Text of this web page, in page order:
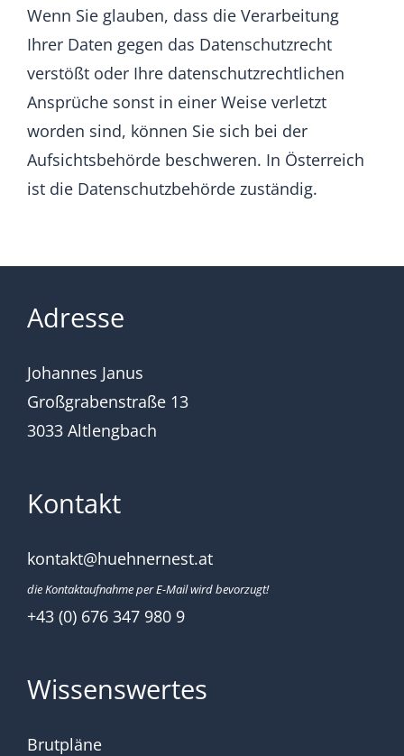
Wenn Sie glauben, dass die Verarbeitung
Ihrer Daten gegen das Datenschutzrecht
verstößt oder Ihre datenschutzrechtlichen
Ansprüche sonst in einer Weise verletzt
worden sind, können Sie sich bei der
Aufsichtsbehörde beschweren. In Österreich
ist die Datenschutzbehörde zuständig.
Adresse
Johannes Janus
Großgrabenstraße 13
3033 Altlengbach
Kontakt
kontakt@huehnernest.at
die Kontaktaufnahme per E-Mail wird bevorzugt!
+43 (0) 676 347 980 9
Wissenswertes
Brutpläne